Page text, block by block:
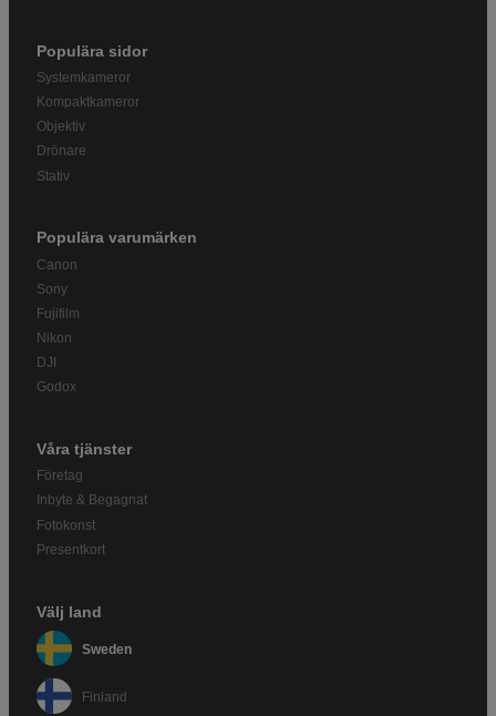
Populära sidor
Systemkameror
Kompaktkameror
Objektiv
Drönare
Stativ
Populära varumärken
Canon
Sony
Fujifilm
Nikon
DJI
Godox
Våra tjänster
Företag
Inbyte & Begagnat
Fotokonst
Presentkort
Välj land
Sweden
Finland